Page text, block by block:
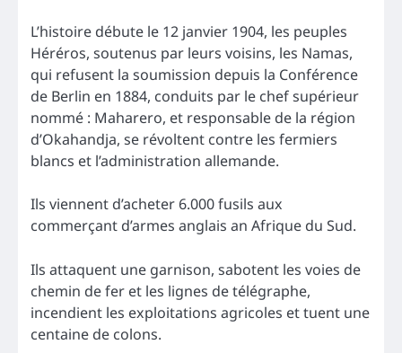
L’histoire débute le 12 janvier 1904, les peuples
Héréros, soutenus par leurs voisins, les Namas,
qui refusent la soumission depuis la Conférence
de Berlin en 1884, conduits par le chef supérieur
nommé : Maharero, et responsable de la région
d’Okahandja, se révoltent contre les fermiers
blancs et l’administration allemande.
Ils viennent d’acheter 6.000 fusils aux
commerçant d’armes anglais an Afrique du Sud.
Ils attaquent une garnison, sabotent les voies de
chemin de fer et les lignes de télégraphe,
incendient les exploitations agricoles et tuent une
centaine de colons.